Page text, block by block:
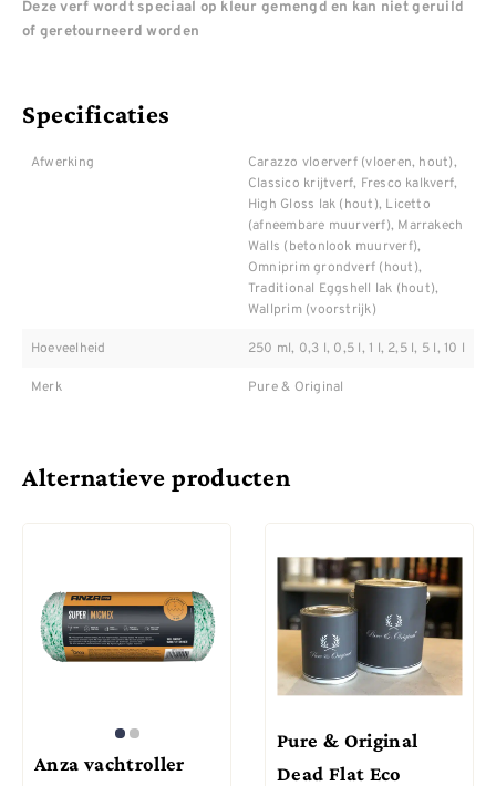
Deze verf wordt speciaal op kleur gemengd en kan niet geruild
of geretourneerd worden
Specificaties
Afwerking
Carazzo vloerverf (vloeren, hout),
Classico krijtverf, Fresco kalkverf,
High Gloss lak (hout), Licetto
(afneembare muurverf), Marrakech
Walls (betonlook muurverf),
Omniprim grondverf (hout),
Traditional Eggshell lak (hout),
Wallprim (voorstrijk)
Hoeveelheid 250 ml, 0,3 l, 0,5 l, 1 l, 2,5 l, 5 l, 10 l
Merk Pure & Original
Alternatieve producten
Anza vachtroller
Pure & Original
Dead Flat Eco